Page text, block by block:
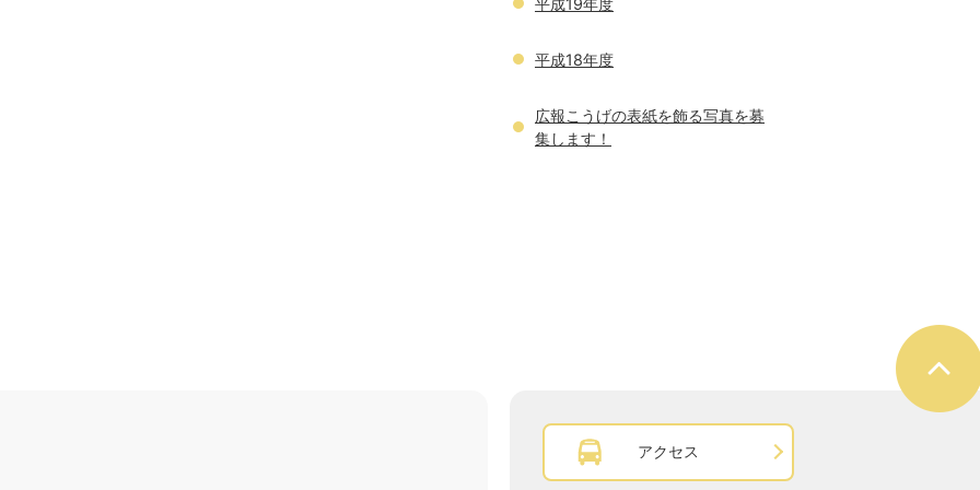
平成18年度
広報こうげの表紙を飾る写真を募
集します！
アクセス